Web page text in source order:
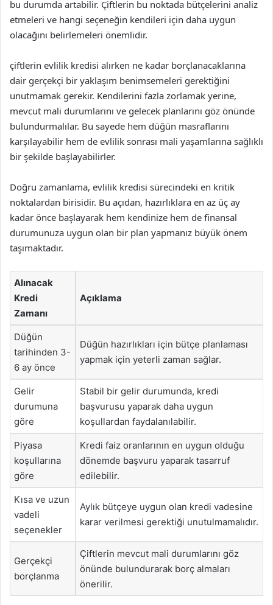
bu durumda artabilir. Çiftlerin bu noktada bütçelerini analiz
etmeleri ve hangi seçeneğin kendileri için daha uygun
olacağını belirlemeleri önemlidir.
çiftlerin evlilik kredisi alırken ne kadar borçlanacaklarına
dair gerçekçi bir yaklaşım benimsemeleri gerektiğini
unutmamak gerekir. Kendilerini fazla zorlamak yerine,
mevcut mali durumlarını ve gelecek planlarını göz önünde
bulundurmalılar. Bu sayede hem düğün masraflarını
karşılayabilir hem de evlilik sonrası mali yaşamlarına sağlıklı
bir şekilde başlayabilirler.
Doğru zamanlama, evlilik kredisi sürecindeki en kritik
noktalardan birisidir. Bu açıdan, hazırlıklara en az üç ay
kadar önce başlayarak hem kendinize hem de finansal
durumunuza uygun olan bir plan yapmanız büyük önem
taşımaktadır.
Alınacak
Kredi
Zamanı
Açıklama
Düğün
tarihinden 3-
6 ay önce
Düğün hazırlıkları için bütçe planlaması
yapmak için yeterli zaman sağlar.
Gelir
durumuna
göre
Stabil bir gelir durumunda, kredi
başvurusu yaparak daha uygun
koşullardan faydalanılabilir.
Piyasa
koşullarına
göre
Kredi faiz oranlarının en uygun olduğu
dönemde başvuru yaparak tasarruf
edilebilir.
Kısa ve uzun
vadeli
seçenekler
Aylık bütçeye uygun olan kredi vadesine
karar verilmesi gerektiği unutulmamalıdır.
Gerçekçi
borçlanma
Çiftlerin mevcut mali durumlarını göz
önünde bulundurarak borç almaları
önerilir.